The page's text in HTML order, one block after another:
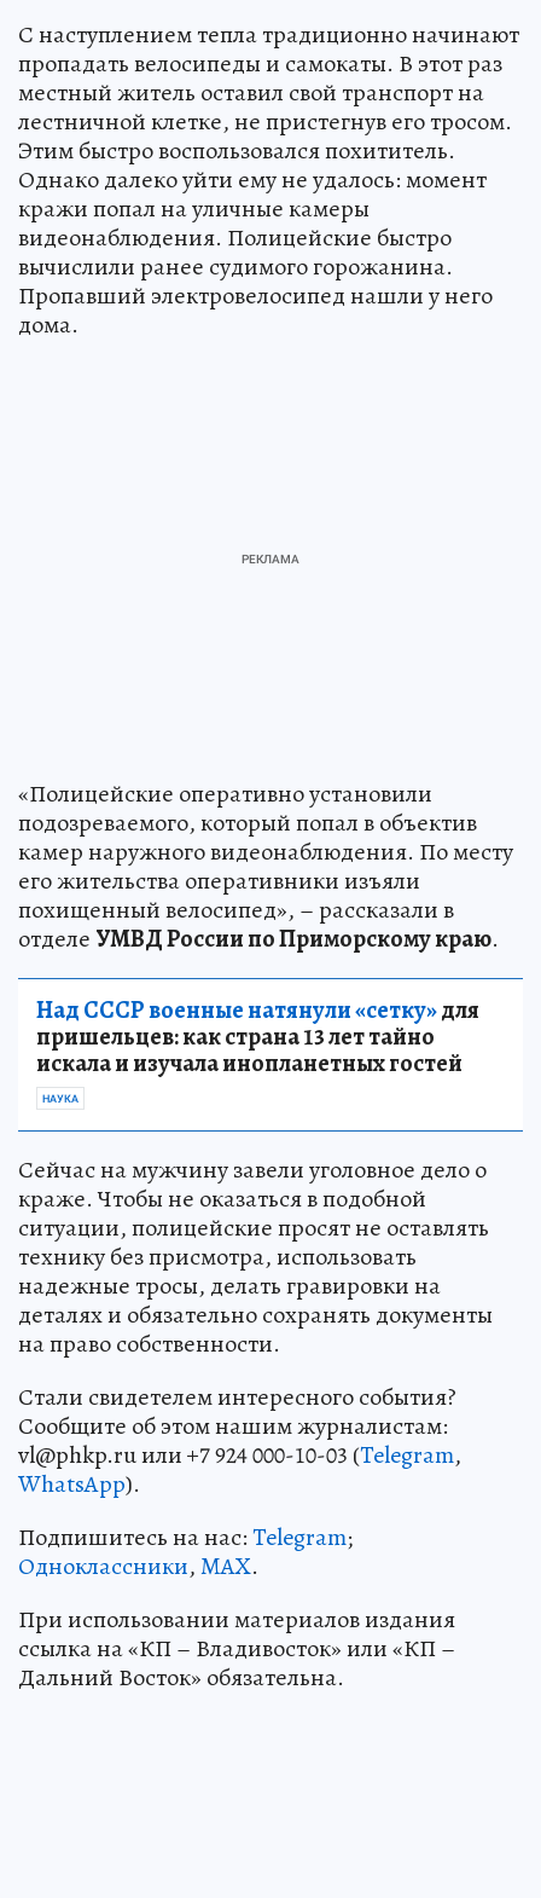
С наступлением тепла традиционно начинают
пропадать велосипеды и самокаты. В этот раз
местный житель оставил свой транспорт на
лестничной клетке, не пристегнув его тросом.
Этим быстро воспользовался похититель.
Однако далеко уйти ему не удалось: момент
кражи попал на уличные камеры
видеонаблюдения. Полицейские быстро
вычислили ранее судимого горожанина.
Пропавший электровелосипед нашли у него
дома.
«Полицейские оперативно установили
подозреваемого, который попал в объектив
камер наружного видеонаблюдения. По месту
его жительства оперативники изъяли
похищенный велосипед», – рассказали в
отделе УМВД России по Приморскому краю.
Над СССР военные натянули «сетку»для
пришельцев: как страна 13 лет тайно
искала и изучала инопланетных гостей
НАУКА
Сейчас на мужчину завели уголовное дело о
краже. Чтобы не оказаться в подобной
ситуации, полицейские просят не оставлять
технику без присмотра, использовать
надежные тросы, делать гравировки на
деталях и обязательно сохранять документы
на право собственности.
Стали свидетелем интересного события?
Сообщите об этом нашим журналистам:
vl@phkp.ru или +7 924 000-10-03 (Telegram,
WhatsApp).
Подпишитесь на нас:Telegram;
Одноклассники,MAX.
При использовании материалов издания
ссылка на «КП – Владивосток» или «КП –
Дальний Восток» обязательна.